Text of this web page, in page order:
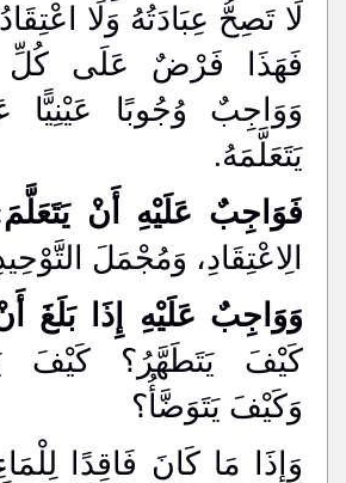
لَا تَصِحُّ عِبَادَتُهُ وَلَا
فَهَذَا فَرْضٌ عَلَى كُلِّ
وَوَاجِبٌ وُجُوبًا عَيْنِيًّا
يَتَعَلَّمَهُ.
فَوَاجِبٌ عَلَيْهِ أَنْ
الِاعْتِقَادِ، وَمُجْمَلَ
وَوَاجِبٌ عَلَيْهِ إِذَا بَلَغَ
كَيْفَ يَتَطَهَّرُ؟ كَيْفَ
وَكَيْفَ يَتَوَضَّأُ؟
وَإِذَا مَا كَانَ فَاقِدًا